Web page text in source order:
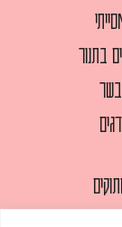
בתנור
בשר
דגים